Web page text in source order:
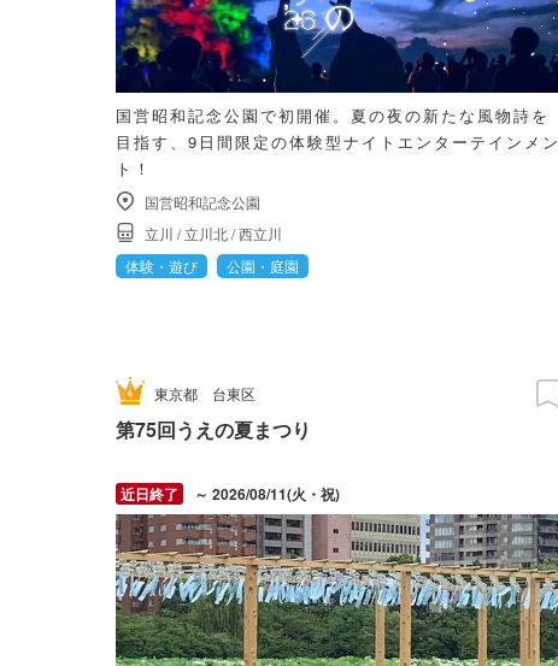
国営昭和記念公園で初開催。夏の夜の新たな風物詩を
目指す、9日間限定の体験型ナイトエンターテインメン
ト！
国営昭和記念公園
立川 /立川北/西立川
体験・遊び
公園・庭園
東京都 台東区
第75回うえの夏まつり
～ 2026/08/11(火・祝)